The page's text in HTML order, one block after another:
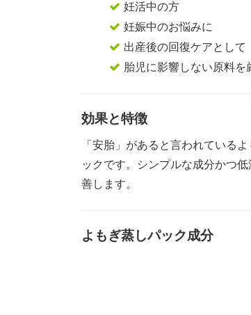
妊活中の方
妊娠中のお悩みに
出産後の回復ケアとして
胎児に影響しない原料を
効果と特徴
「安胎」があると言われている
ックです。シンプルな成分かつ
善します。
よもぎ蒸しパック成分